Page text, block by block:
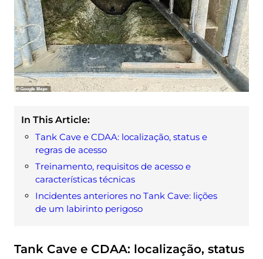
In This Article:
Tank Cave e CDAA: localização, status e
regras de acesso
Treinamento, requisitos de acesso e
características técnicas
Incidentes anteriores no Tank Cave: lições
de um labirinto perigoso
Tank Cave e CDAA: localização, status